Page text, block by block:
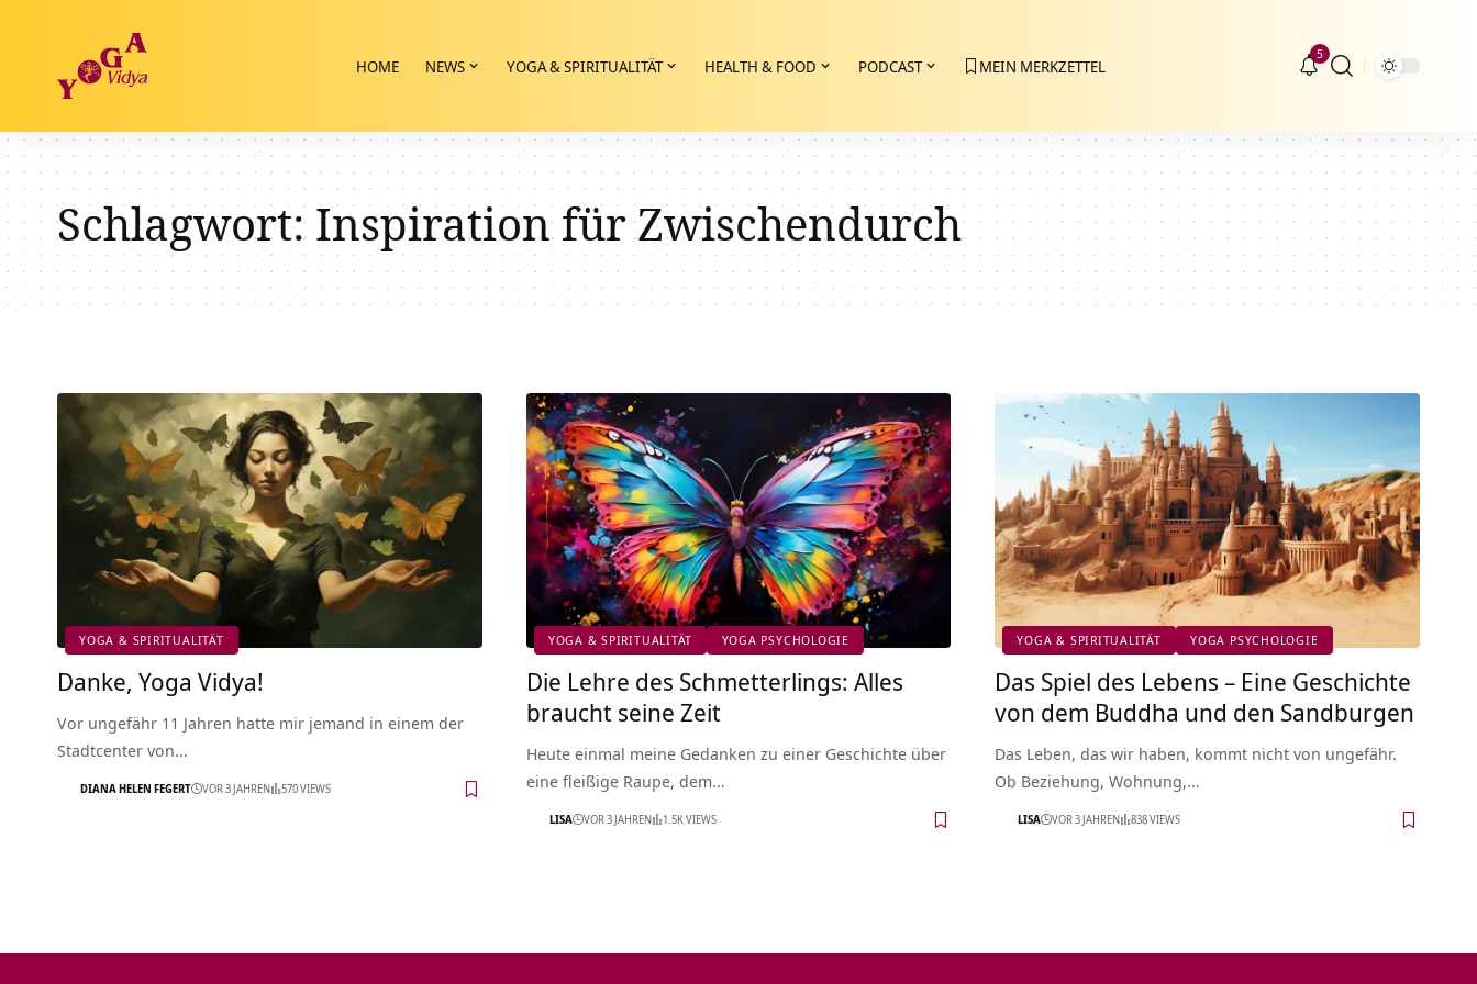
HOME NEWS YOGA & SPIRITUALITÄT HEALTH & FOOD PODCAST MEIN MERKZETTEL
5
Schlagwort:Inspiration für Zwischendurch
YOGA & SPIRITUALITÄT
Danke, Yoga Vidya!
Vor ungefähr 11 Jahren hatte mir jemand in einem der
Stadtcenter von…
DIANA HELEN FEGERT VOR 3 JAHREN 570 VIEWS
YOGA & SPIRITUALITÄT YOGA PSYCHOLOGIE
Die Lehre des Schmetterlings: Alles
braucht seine Zeit
Heute einmal meine Gedanken zu einer Geschichte über
eine fleißige Raupe, dem…
LISA VOR 3 JAHREN 1.5K VIEWS
YOGA & SPIRITUALITÄT YOGA PSYCHOLOGIE
Das Spiel des Lebens – Eine Geschichte
von dem Buddha und den Sandburgen
Das Leben, das wir haben, kommt nicht von ungefähr.
Ob Beziehung, Wohnung,…
LISA VOR 3 JAHREN 838 VIEWS